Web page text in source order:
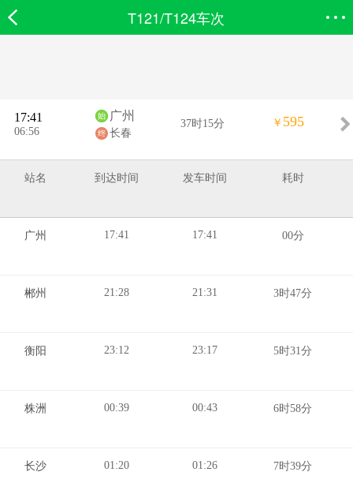
T121/T124车次
17:41
06:56
广州
长春
37时15分 ￥ 595
站名 到达时间 发车时间 耗时
广州 17:41 17:41 00分
郴州 21:28 21:31 3时47分
衡阳 23:12 23:17 5时31分
株洲 00:39 00:43 6时58分
长沙 01:20 01:26 7时39分